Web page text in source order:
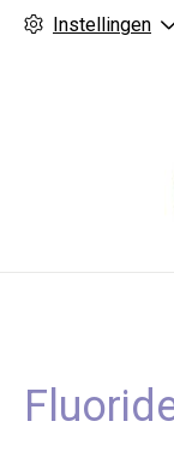
Instellingen